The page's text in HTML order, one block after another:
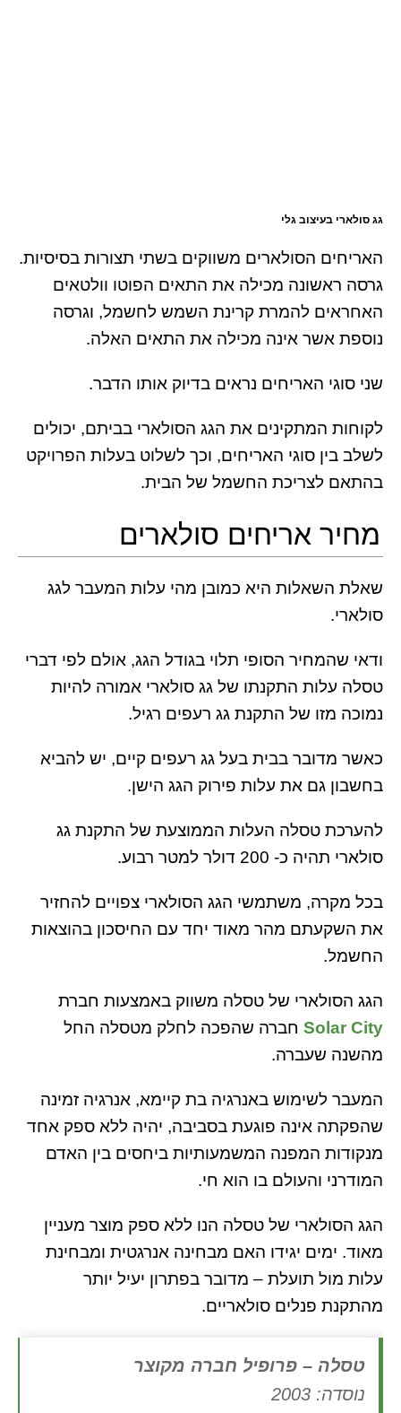
גג סולארי בעיצוב גלי
האריחים הסולארים משווקים בשתי תצורות בסיסיות.
גרסה ראשונה מכילה את התאים הפוטו וולטאים
האחראים להמרת קרינת השמש לחשמל, וגרסה
נוספת אשר אינה מכילה את התאים האלה.
שני סוגי האריחים נראים בדיוק אותו הדבר.
לקוחות המתקינים את הגג הסולארי בביתם, יכולים
לשלב בין סוגי האריחים, וכך לשלוט בעלות הפרויקט
בהתאם לצריכת החשמל של הבית.
מחיר אריחים סולארים
שאלת השאלות היא כמובן מהי עלות המעבר לגג
סולארי.
ודאי שהמחיר הסופי תלוי בגודל הגג, אולם לפי דברי
טסלה עלות התקנתו של גג סולארי אמורה להיות
נמוכה מזו של התקנת גג רעפים רגיל.
כאשר מדובר בבית בעל גג רעפים קיים, יש להביא
בחשבון גם את עלות פירוק הגג הישן.
להערכת טסלה העלות הממוצעת של התקנת גג
סולארי תהיה כ- 200 דולר למטר רבוע.
בכל מקרה, משתמשי הגג הסולארי צפויים להחזיר
את השקעתם מהר מאוד יחד עם החיסכון בהוצאות
החשמל.
הגג הסולארי של טסלה משווק באמצעות חברת
Solar City חברה שהפכה לחלק מטסלה החל
מהשנה שעברה.
המעבר לשימוש באנרגיה בת קיימא, אנרגיה זמינה
שהפקתה אינה פוגעת בסביבה, יהיה ללא ספק אחד
מנקודות המפנה המשמעותיות ביחסים בין האדם
המודרני והעולם בו הוא חי.
הגג הסולארי של טסלה הנו ללא ספק מוצר מעניין
מאוד. ימים יגידו האם מבחינה אנרגטית ומבחינת
עלות מול תועלת – מדובר בפתרון יעיל יותר
מהתקנת פנלים סולאריים.
טסלה – פרופיל חברה מקוצר
נוסדה: 2003